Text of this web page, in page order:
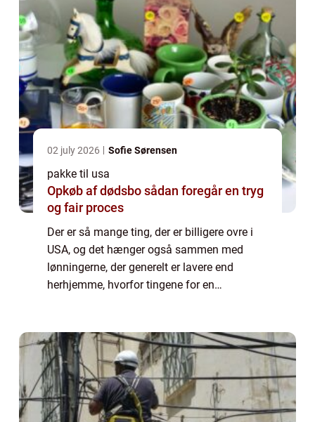
02 july 2026 Sofie Sørensen
pakke til usa
Opkøb af dødsbo sådan foregår en tryg
og fair proces
Der er så mange ting, der er billigere ovre i
USA, og det hænger også sammen med
lønningerne, der generelt er lavere end
herhjemme, hvorfor tingene for en
danskere k...